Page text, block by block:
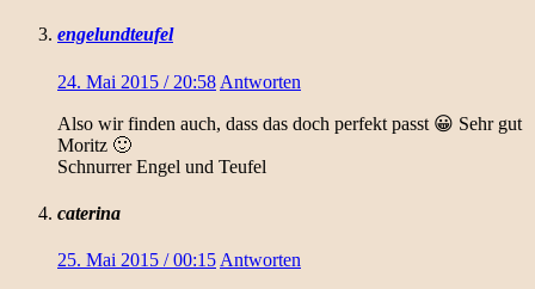
engelundteufel
24. Mai 2015 / 20:58 Antworten
Also wir finden auch, dass das doch perfekt passt 😀 Sehr gut
Moritz 🙂
Schnurrer Engel und Teufel
caterina
25. Mai 2015 / 00:15 Antworten